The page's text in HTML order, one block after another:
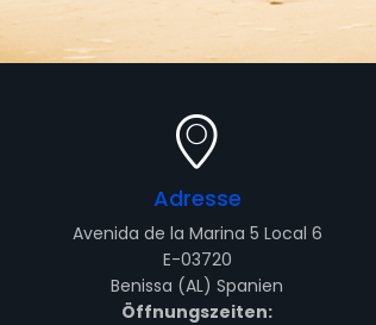
Adresse
Avenida de la Marina 5 Local 6
E-03720
Benissa (AL) Spanien
Öffnungszeiten: